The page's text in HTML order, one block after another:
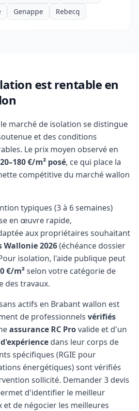
Genappe Rebecq
est rentable en
marché de isolation se distingue
et des conditions
Le prix moyen observé en
€/m² posé, ce qui place la
compétitive du marché wallon
typiques (3 à 6 semaines)
en œuvre rapide,
aux propriétaires souhaitant
Wallonie 2026(échéance dossier
isolation, l'aide publique peut
€/m²selon votre catégorie de
des travaux.
actifs en Brabant wallon est
de professionnels vérifiés
assurance RC Provalide et d'un
dans leur corps de
spécifiques (RGIE pour
énergétiques) sont vérifiés
sollicité. Demander 3 devis
d'identifier le meilleur
de négocier les meilleures